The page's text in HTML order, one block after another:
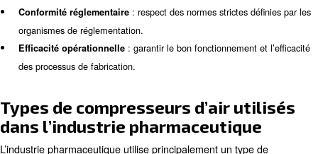
Contactez nos experts
FAQ sur l’air comprimé pour l’industrie pharmaceutique
important dans la fabrication
pharmaceutique ?